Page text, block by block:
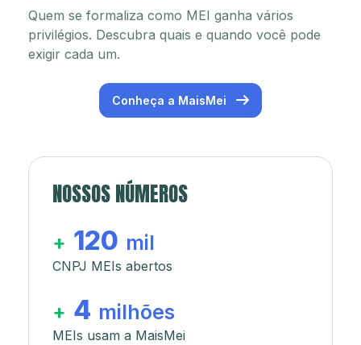
Quem se formaliza como MEI ganha vários
privilégios. Descubra quais e quando você pode
exigir cada um.
Conheça a MaisMei
NOSSOS NÚMEROS
+ 120 mil
CNPJ MEIs abertos
+ 4 milhões
MEIs usam a MaisMei